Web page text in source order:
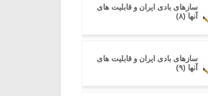
سازهای بادی ایران و قابلیت های
آنها (۸)
سازهای بادی ایران و قابلیت های
آنها (۹)